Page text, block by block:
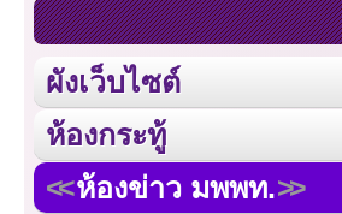
ผังเว็บไซต์
ห้องกระทู้
ห้องข่าว มพพท.